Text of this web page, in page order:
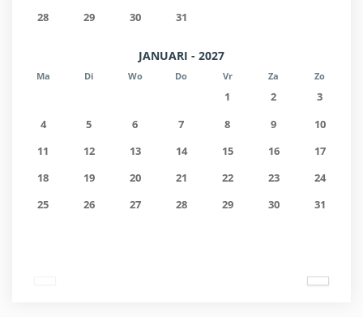
28
29 30 31
JANUARI - 2027
Ma Di Wo Do Vr Za Zo
1 2
3
4
5 6 7 8 9
10
11
12 13 14 15 16
17
18
19 20 21 22 23
24
25
26 27 28 29 30 31